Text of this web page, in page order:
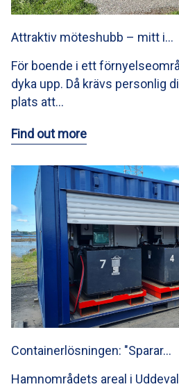
Attraktiv möteshubb – mitt i…
För boende i ett
dyka upp. Då krävs personlig
plats att…
Find out more
Containerlösningen: "Sparar…
Hamnområdets areal i